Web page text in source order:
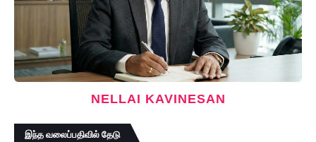
NELLAI KAVINESAN
இந்த வலைப்பதிவில் தேடு